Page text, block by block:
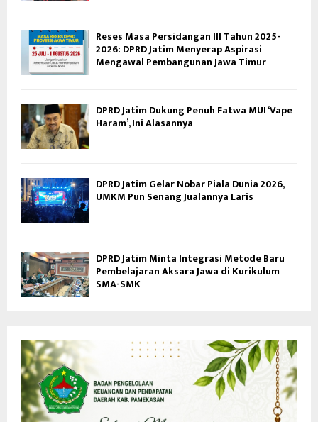
Reses Masa Persidangan III Tahun 2025-
2026: DPRD Jatim Menyerap Aspirasi
Mengawal Pembangunan Jawa Timur
DPRD Jatim Dukung Penuh Fatwa MUI ‘Vape
Haram’, Ini Alasannya
DPRD Jatim Gelar Nobar Piala Dunia 2026,
UMKM Pun Senang Jualannya Laris
DPRD Jatim Minta Integrasi Metode Baru
Pembelajaran Aksara Jawa di Kurikulum
SMA-SMK